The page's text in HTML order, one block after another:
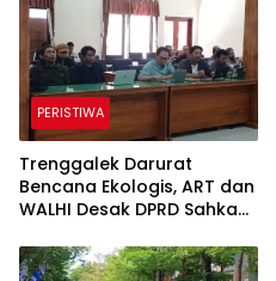
PERISTIWA
Trenggalek Darurat
Bencana Ekologis, ART dan
WALHI Desak DPRD Sahkan